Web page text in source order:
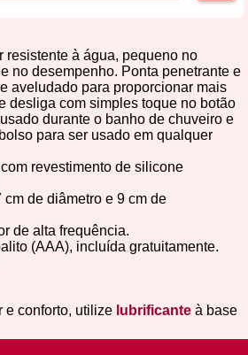
resistente à água, pequeno no
no desempenho. Ponta penetrante e
aveludado para proporcionar mais
desliga com simples toque no botão
durante o banho de chuveiro e
para ser usado em qualquer
revestimento de silicone
cm de diâmetro e 9 cm de
de alta frequência.
(AAA), incluída gratuitamente.
e conforto, utilize lubrificante à base